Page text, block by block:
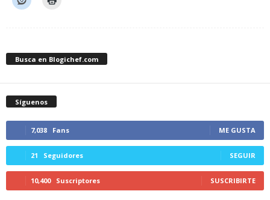
Busca en Blogichef.com
Síguenos
7,038 Fans ME GUSTA
21 Seguidores SEGUIR
10,400 Suscriptores SUSCRIBIRTE